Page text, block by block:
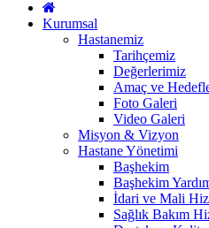
Kurumsal
Hastanemiz
Tarihçemiz
Değerlerimiz
Amaç ve
Foto Galeri
Video Galeri
Misyon & Vizyon
Hastane Yönetimi
Başhekim
Başhekim
İdari ve Mali
Sağlık Bakım